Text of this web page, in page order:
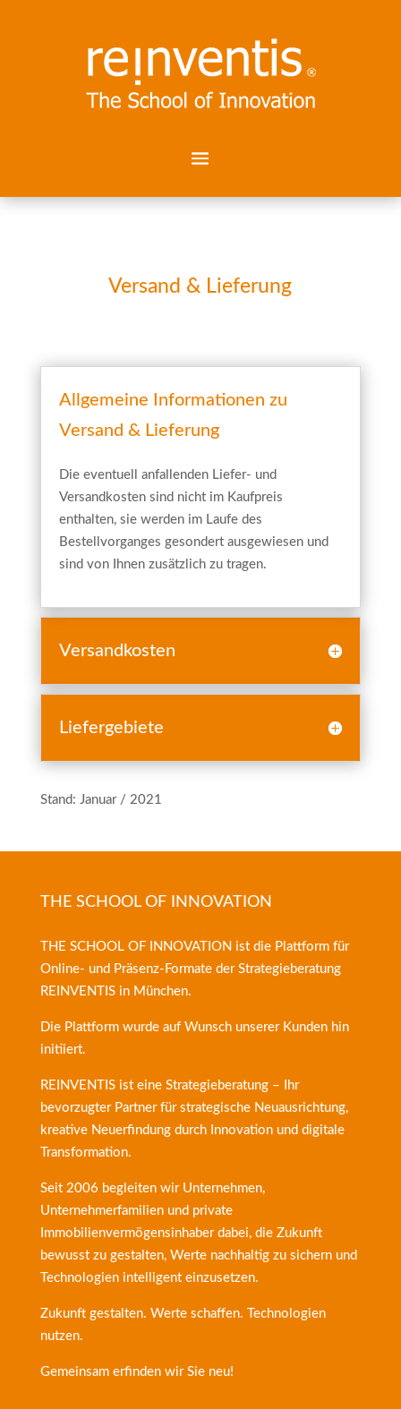
Versand & Lieferung
Allgemeine Informationen zu
Versand & Lieferung
Die eventuell anfallenden Liefer- und
Versandkosten sind nicht im Kaufpreis
enthalten, sie werden im Laufe des
Bestellvorganges gesondert ausgewiesen und
sind von Ihnen zusätzlich zu tragen.
Versandkosten
Liefergebiete
Stand: Januar / 2021
THE SCHOOL OF INNOVATION
THE SCHOOL OF INNOVATION ist die Plattform für
Online- und Präsenz-Formate der Strategieberatung
REINVENTISin München.
Die Plattform wurde auf Wunsch unserer Kunden hin
initiiert.
REINVENTIS ist eine Strategieberatung – Ihr
bevorzugter Partner für strategische Neuausrichtung,
kreative Neuerfindung durch Innovation und digitale
Transformation.
Seit 2006 begleiten wir Unternehmen,
Unternehmerfamilien und private
Immobilienvermögensinhaber dabei, die Zukunft
bewusst zu gestalten, Werte nachhaltig zu sichern und
Technologien intelligent einzusetzen.
Zukunft gestalten. Werte schaffen. Technologien
nutzen.
Gemeinsam erfinden wir Sie neu!